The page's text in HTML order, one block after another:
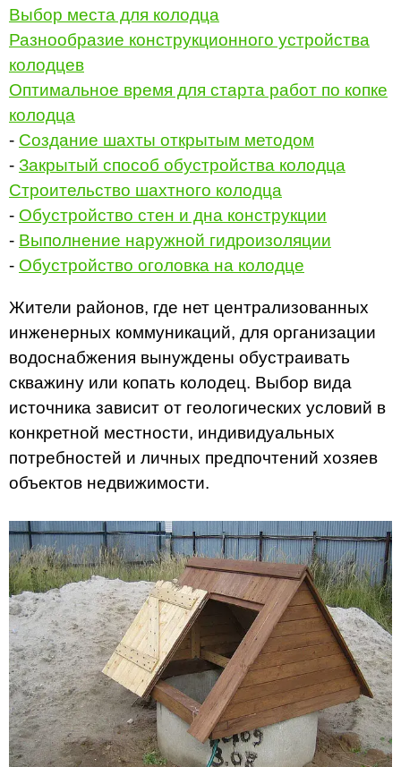
Выбор места для колодца
Разнообразие конструкционного устройства
колодцев
Оптимальное время для старта работ по копке
колодца
- Создание шахты открытым методом
- Закрытый способ обустройства колодца
Строительство шахтного колодца
- Обустройство стен и дна конструкции
- Выполнение наружной гидроизоляции
- Обустройство оголовка на колодце
Жители районов, где нет централизованных
инженерных коммуникаций, для организации
водоснабжения вынуждены обустраивать
скважину или копать колодец. Выбор вида
источника зависит от геологических условий в
конкретной местности, индивидуальных
потребностей и личных предпочтений хозяев
объектов недвижимости.